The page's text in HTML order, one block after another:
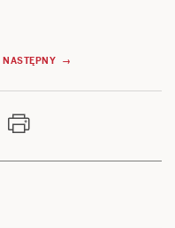
NASTĘPNY →